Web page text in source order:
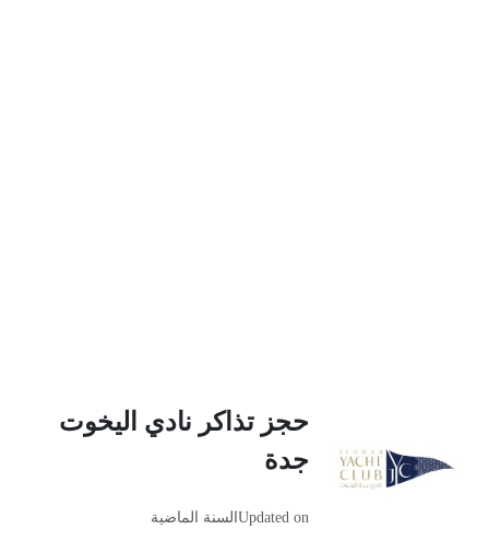
حجز تذاكر نادي اليخوت
جدة
Updated on السنة الماضية